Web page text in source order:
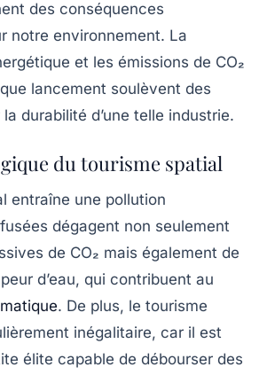
des conséquences
notre environnement. La
et les émissions de CO₂
lancement soulèvent des
durabilité d’une telle industrie.
du tourisme spatial
entraîne une pollution
dégagent non seulement
de CO₂ mais également de
d’eau, qui contribuent au
. De plus, le tourisme
inégalitaire, car il est
élite capable de débourser des